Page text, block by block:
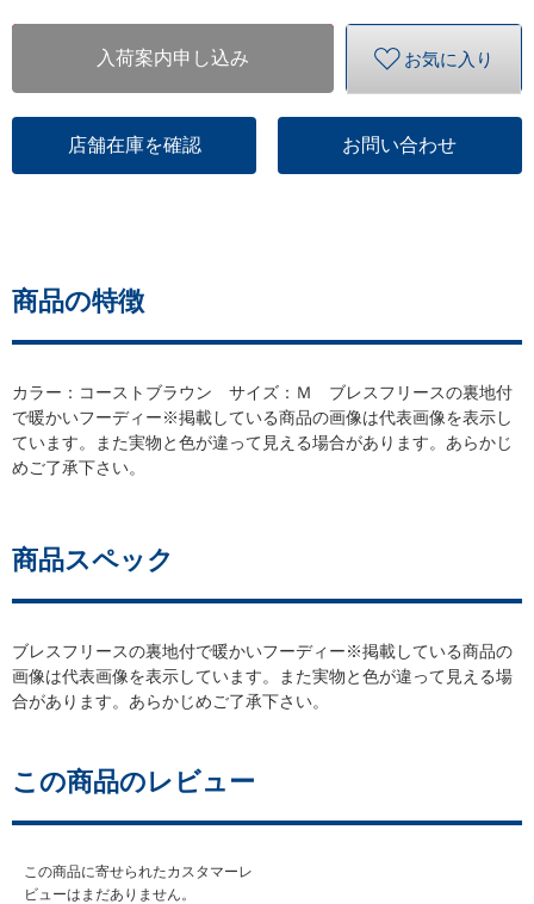
入荷案内申し込み お気に入り
店舗在庫を確認 お問い合わせ
商品の特徴
カラー：コーストブラウン サイズ：Ｍ ブレスフリースの裏地付
で暖かいフーディー※掲載している商品の画像は代表画像を表示し
ています。また実物と色が違って見える場合があります。あらかじ
めご了承下さい。
商品スペック
ブレスフリースの裏地付で暖かいフーディー※掲載している商品の
画像は代表画像を表示しています。また実物と色が違って見える場
合があります。あらかじめご了承下さい。
この商品のレビュー
この商品に寄せられたカスタマーレ
ビューはまだありません。